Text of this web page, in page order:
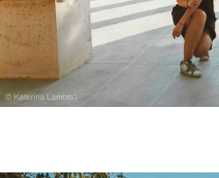
podmínkami společnosti
potvrzujete, že jste se seznámili se
ochrany soukromí
-
Vašimi údaji pracovat zejména k
vyhodnocení akce a zasílání
soukromí BurdaMedia Extra